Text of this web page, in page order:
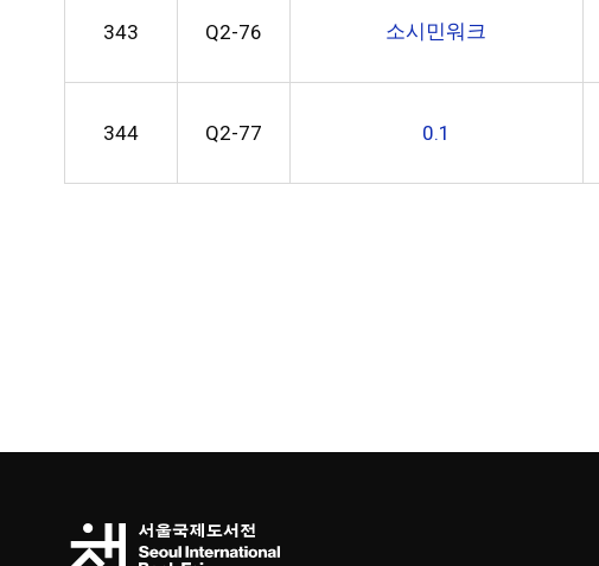
343 Q2-76 소시민워크
344 Q2-77 0.1